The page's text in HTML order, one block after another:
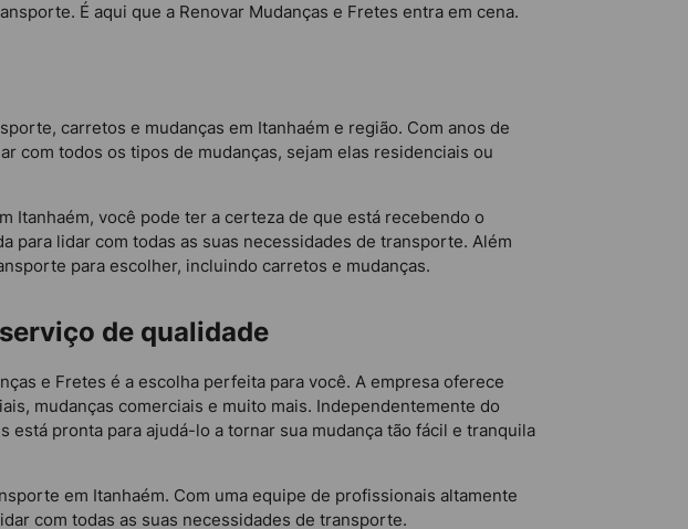
É aqui que a Renovar Mudanças e Fretes entra em cena.
carretos e mudanças em Itanhaém e região. Com anos de
com todos os tipos de mudanças, sejam elas residenciais ou
Itanhaém, você pode ter a certeza de que está recebendo o
para lidar com todas as suas necessidades de transporte. Além
para escolher, incluindo carretos e mudanças.
de qualidade
e Fretes é a escolha perfeita para você. A empresa oferece
mudanças comerciais e muito mais. Independentemente do
está pronta para ajudá-lo a tornar sua mudança tão fácil e tranquila
em Itanhaém. Com uma equipe de profissionais altamente
com todas as suas necessidades de transporte.